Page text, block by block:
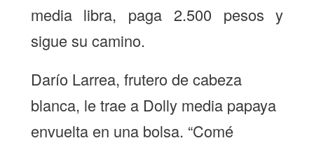
media libra, paga 2.500 pesos y
sigue su camino.
Darío Larrea, frutero de cabeza
blanca, le trae a Dolly media papaya
envuelta en una bolsa. “Comé